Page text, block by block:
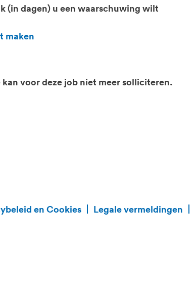
(in dagen) u een waarschuwing wilt
maken
kan voor deze job niet meer solliciteren.
en Cookies Legale vermeldingen